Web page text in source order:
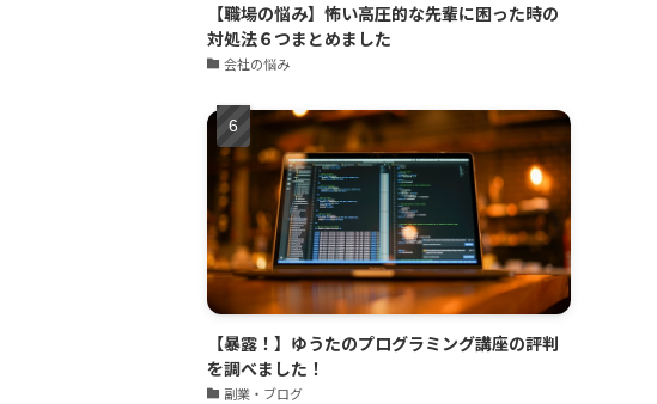
【職場の悩み】怖い高圧的な先輩に困った時の
対処法６つまとめました
会社の悩み
【暴露！】ゆうたのプログラミング講座の評判
を調べました！
副業・ブログ